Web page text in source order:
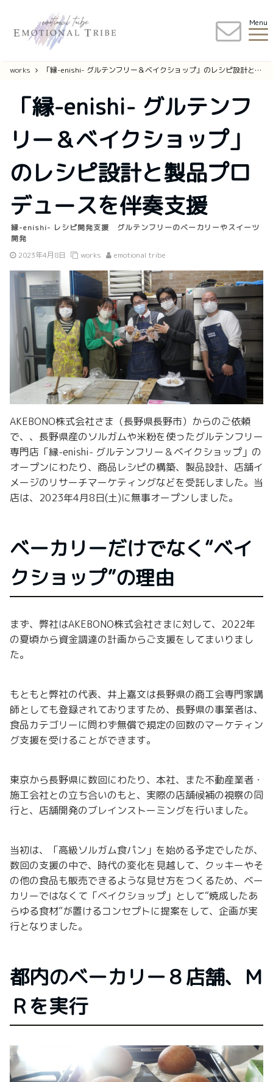
Menu
works 「縁-enishi- グルテンフリー＆ベイクショップ」のレシピ設計と製品プロデュースを伴奏支援
「縁-enishi- グルテンフ
リー＆ベイクショップ」
のレシピ設計と製品プロ
デュースを伴奏支援
縁-enishi- レシピ開発支援 グルテンフリーのベーカリーやスイーツ
開発
2023年4月8日
works emotional tribe
AKEBONO株式会社さま（長野県長野市）からのご依頼
で、、長野県産のソルガムや米粉を使ったグルテンフリー
専門店「縁-enishi- グルテンフリー＆ベイクショップ」の
オープンにわたり、商品レシピの構築、製品設計、店舗イ
メージのリサーチマーケティングなどを受託しました。当
店は、2023年4月8日(土)に無事オープンしました。
ベーカリーだけでなく“ベイ
クショップ”の理由
まず、弊社はAKEBONO株式会社さまに対して、2022年
の夏頃から資金調達の計画からご支援をしてまいりまし
た。
もともと弊社の代表、井上嘉文は長野県の商工会専門家講
師としても登録されておりますため、長野県の事業者は、
食品カテゴリーに問わず無償で規定の回数のマーケティン
グ支援を受けることができます。
東京から長野県に数回にわたり、本社、また不動産業者・
施工会社との立ち合いのもと、実際の店舗候補の視察の同
行と、店舗開発のブレインストーミングを行いました。
当初は、「高級ソルガム食パン」を始める予定でしたが、
数回の支援の中で、時代の変化を見越して、クッキーやそ
の他の食品も販売できるような見せ方をつくるため、ベー
カリーではなくて「ベイクショップ」として“焼成したあ
らゆる食材”が置けるコンセプトに提案をして、企画が実
行となりました。
都内のベーカリー８店舗、Ｍ
Ｒを実行